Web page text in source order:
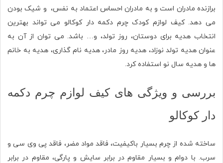
برازنده مادران است و به مادران احساس اعتماد به نفس، و شیک بودن
می دهد. کیف لوازم کودک چرم دکمه دار کوکالو می تواند بهترین
انتخاب هدیه برای دوستان، روز تولد، و… باشد. می توان از آن به
عنوان هدیه تولد نوزاد، هدیه روز مادر، هدیه نام گذاری، هدیه به خانم
ها و هدیه سال نو استفاده کرد.
بررسی و ویژگی های کیف لوازم چرم دکمه
دار کوکالو
ساخته شده از چرم بسیار باکیفیت، فاقد مواد مضر، فاقد پی وی سی و
سرب. با دوام و بسیار مقاوم در برابر سایش و پارگی، مقاوم در برابر